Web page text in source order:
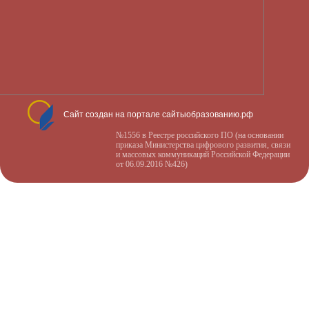
Сайт создан на портале сайтыобразованию.рф
№1556 в Реестре российского ПО (на основании
приказа Министерства цифрового развития, связи
и массовых коммуникаций Российской Федерации
от 06.09.2016 №426)